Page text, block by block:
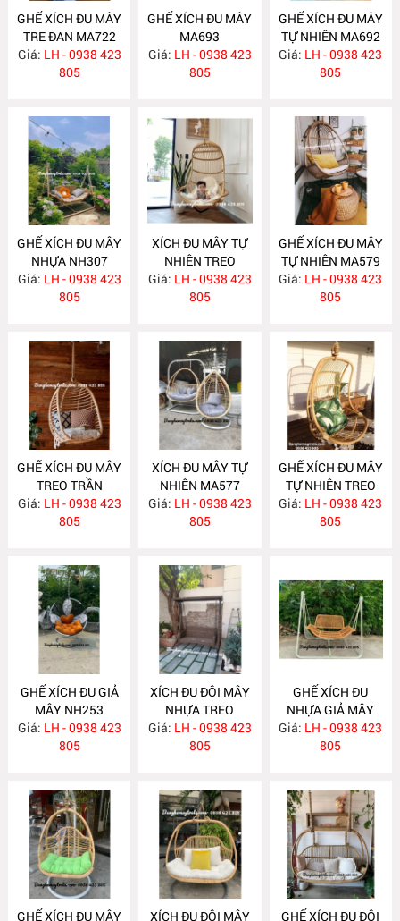
GHẾ XÍCH ĐU MÂY
TRE ĐAN MA722
Giá: LH - 0938 423
805
GHẾ XÍCH ĐU MÂY
MA693
Giá: LH - 0938 423
805
GHẾ XÍCH ĐU MÂY
TỰ NHIÊN MA692
Giá: LH - 0938 423
805
GHẾ XÍCH ĐU MÂY
NHỰA NH307
Giá: LH - 0938 423
805
XÍCH ĐU MÂY TỰ
NHIÊN TREO
TRẦN NHÀ MA580
Giá: LH - 0938 423
805
GHẾ XÍCH ĐU MÂY
TỰ NHIÊN MA579
Giá: LH - 0938 423
805
GHẾ XÍCH ĐU MÂY
TREO TRẦN
MA578
Giá: LH - 0938 423
805
XÍCH ĐU MÂY TỰ
NHIÊN MA577
Giá: LH - 0938 423
805
GHẾ XÍCH ĐU MÂY
TỰ NHIÊN TREO
TRẦN NHÀ MA576
Giá: LH - 0938 423
805
GHẾ XÍCH ĐU GIẢ
MÂY NH253
Giá: LH - 0938 423
805
XÍCH ĐU ĐÔI MÂY
NHỰA TREO
NGOÀI TRỜI
NH252
Giá: LH - 0938 423
805
GHẾ XÍCH ĐU
NHỰA GIẢ MÂY
NGOÀI TRỜI
NH251
Giá: LH - 0938 423
805
GHẾ XÍCH ĐU MÂY
XÍCH ĐU ĐÔI MÂY
GHẾ XÍCH ĐU ĐÔI